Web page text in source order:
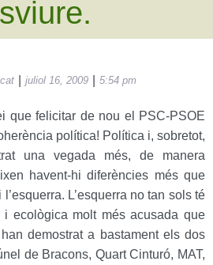
juliol 16, 2009 5:54 pm
que felicitar de nou el PSC-PSOE
política! Política i, sobretot,
una vegada més, de manera
havent-hi diferències més que
L’esquerra no tan sols té
ecològica molt més acusada que
demostrat a bastament els dos
de Bracons, Quart Cinturó, MAT,